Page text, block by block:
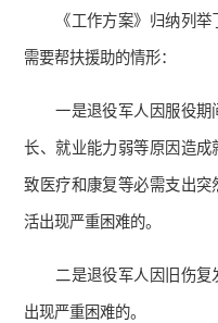
《工作方案》归纳列
需要帮扶援助的情形：
一是退役军人因服役期
长、就业能力弱等原因造
致医疗和康复等必需支出
活出现严重困难的。
二是退役军人因旧伤
出现严重困难的。